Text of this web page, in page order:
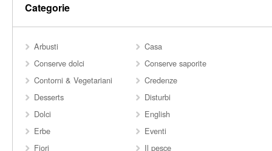
Categorie
Arbusti
Casa
Conserve dolci
Conserve saporite
Contorni & Vegetariani
Credenze
Desserts
Disturbi
Dolci
English
Erbe
Eventi
Fiori
Il pesce